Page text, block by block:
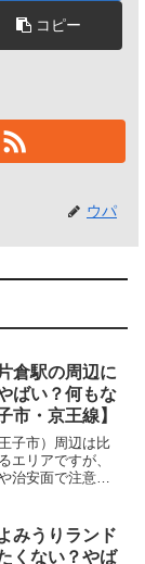
コピー
ウパ
倉駅の周辺に
ばい？何もな
市・京王線】
子市）周辺は比
エリアですが、
治安面で注意が
[]).p...
みうりランド
くない？やば